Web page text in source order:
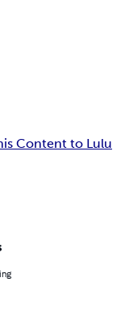
Content to Lulu